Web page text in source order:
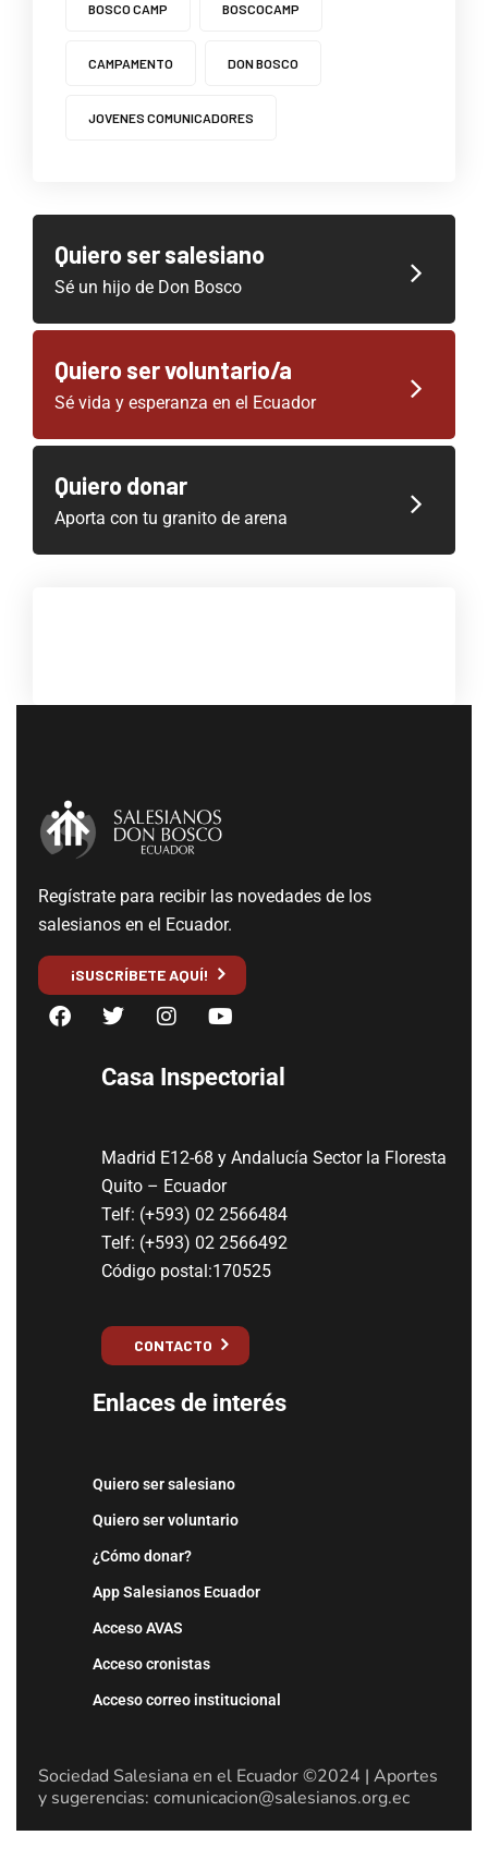
BOSCO CAMP BOSCOCAMP
CAMPAMENTO DON BOSCO
JOVENES COMUNICADORES
Quiero ser salesiano
Sé un hijo de Don Bosco
Quiero ser voluntario/a
Sé vida y esperanza en el Ecuador
Quiero donar
Aporta con tu granito de arena
Regístrate para recibir las novedades de los
salesianos en el Ecuador.
¡SUSCRÍBETE AQUÍ!
Casa Inspectorial
Madrid E12-68 y Andalucía Sector la Floresta
Quito – Ecuador
Telf: (+593) 02 2566484
Telf: (+593) 02 2566492
Código postal:170525
CONTACTO
Enlaces de interés
Quiero ser salesiano
Quiero ser voluntario
¿Cómo donar?
App Salesianos Ecuador
Acceso AVAS
Acceso cronistas
Acceso correo institucional
Sociedad Salesiana en el Ecuador ©2024 | Aportes
y sugerencias: comunicacion@salesianos.org.ec